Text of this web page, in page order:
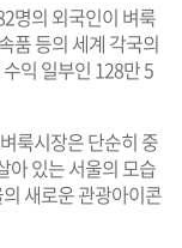
명의 외국인이 벼룩
품 등의 세계 각국의
익 일부인 128만 5
룩시장은 단순히 중
아 있는 서울의 모습
새로운 관광아이콘